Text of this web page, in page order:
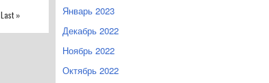
Last »
Январь 2023
Декабрь 2022
Ноябрь 2022
Октябрь 2022